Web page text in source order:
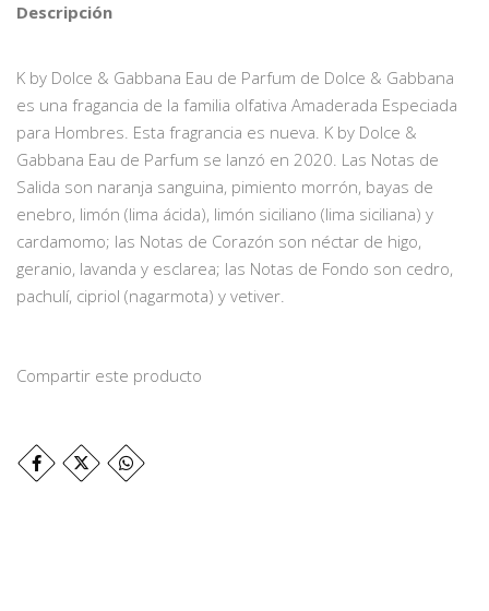
Descripción
K by Dolce & Gabbana Eau de Parfum de Dolce & Gabbana
es una fragancia de la familia olfativa Amaderada Especiada
para Hombres. Esta fragrancia es nueva. K by Dolce &
Gabbana Eau de Parfum se lanzó en 2020. Las Notas de
Salida son naranja sanguina, pimiento morrón, bayas de
enebro, limón (lima ácida), limón siciliano (lima siciliana) y
cardamomo; las Notas de Corazón son néctar de higo,
geranio, lavanda y esclarea; las Notas de Fondo son cedro,
pachulí, cipriol (nagarmota) y vetiver.
Compartir este producto